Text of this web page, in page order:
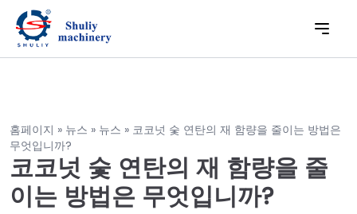
홈페이지 » 뉴스 » 뉴스 » 코코넛 숯 연탄의 재 함량을 줄이는 방법은
무엇입니까?
코코넛 숯 연탄의 재 함량을 줄
이는 방법은 무엇입니까?